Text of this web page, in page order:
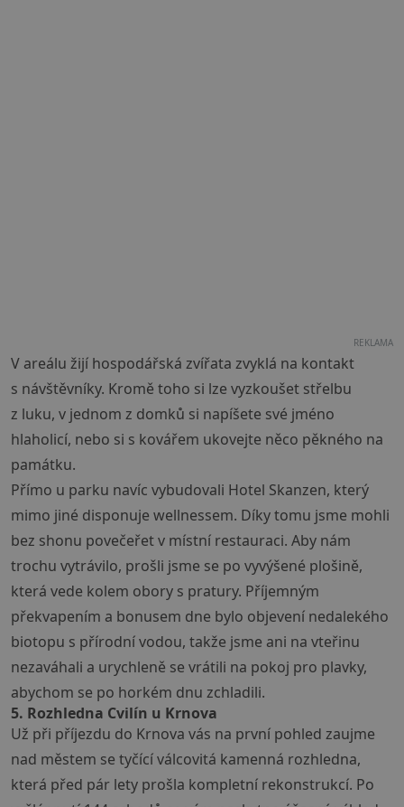
REKLAMA
V areálu žijí hospodářská zvířata zvyklá na kontakt
s návštěvníky. Kromě toho si lze vyzkoušet střelbu
z luku, v jednom z domků si napíšete své jméno
hlaholicí, nebo si s kovářem ukovejte něco pěkného na
památku.
Přímo u parku navíc vybudovali Hotel Skanzen, který
mimo jiné disponuje wellnessem. Díky tomu jsme mohli
bez shonu povečeřet v místní restauraci. Aby nám
trochu vytrávilo, prošli jsme se po vyvýšené plošině,
která vede kolem obory s pratury. Příjemným
překvapením a bonusem dne bylo objevení nedalekého
biotopu s přírodní vodou, takže jsme ani na vteřinu
nezaváhali a urychleně se vrátili na pokoj pro plavky,
abychom se po horkém dnu zchladili.
5. Rozhledna Cvilín u Krnova
Už při příjezdu do Krnova vás na první pohled zaujme
nad městem se tyčící válcovitá kamenná rozhledna,
která před pár lety prošla kompletní rekonstrukcí. Po